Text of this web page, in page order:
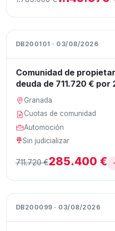
DB200101 · 03/08/2026
Comunidad de
deuda de 711.720 € por
Granada
Cuotas de comunidad
Automoción
Sin judicializar
711.720 €285.400 €
DB200099 · 03/08/2026